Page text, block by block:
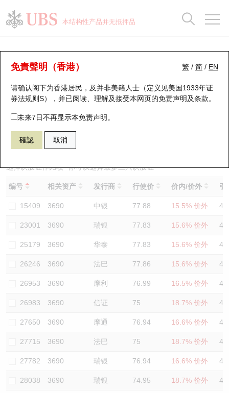
本结构性产品并无抵押品
繁 / 简 / EN
免責聲明（香港）
请确认阁下为香港居民，及并非美籍人士（定义见美国1933年证
券法规则S），并已阅读、理解及接受本网页的免责声明及条款。
未来7日不再显示本免责声明。
確認 取消
认股证分析仪
表现 街货统计 比较
29709 瑞银认沽 3690 美团
选择认股证作比较*你可以选择最多三只认股证
编号 相关资产 发行商 行使价 价内/价外 引
15409 3690 中银 77.88 15.5% 价外
23001 3690 瑞银 77.83 15.6% 价外
25179 3690 华泰 77.83 15.6% 价外
26246 3690 法巴 77.86 15.6% 价外
26953 3690 摩利 76.99 16.5% 价外
26983 3690 信证 75 18.7% 价外
27650 3690 摩通 76.94 16.6% 价外
27715 3690 法巴 75 18.7% 价外
27782 3690 瑞银 76.94 16.6% 价外
28038 3690 瑞银 74.95 18.7% 价外
瑞银认股证一览
新发行瑞银认股证
即将到期认股证
认股证到期结算价查找
认股证分析仪
认股证速算机
认股证/牛熊证日志
认股证文件及公告
街货统计
比较
牛熊全景快搜
牛熊证搜寻
牛熊证街货分布图
正股牛熊证列表
新发行瑞银牛熊证
已收回牛熊证剩余价值
牛熊证到期结算价查找
牛熊证分析仪
牛熊证文件及公告
牛熊证文件及公告 (瑞信)
街货统计
比较
十大升幅/跌幅
十大认股证成交分布
十天股证占大市成交
资金流
街货统计
三十大平均引伸波幅
正股分析仪
二十大活跃股份
恒指成份股
国指成份股
科指成份股
相关资产沽空
中资ETFs溢价比较
AH 股价对照
ADR
收市竞价变化
持股比重
显示所有持股比重
每月轮证大市专题
轮证专栏
讲座及教育短片
认股证投资者教育
牛熊证投资者教育
认股证牛熊证常问问题